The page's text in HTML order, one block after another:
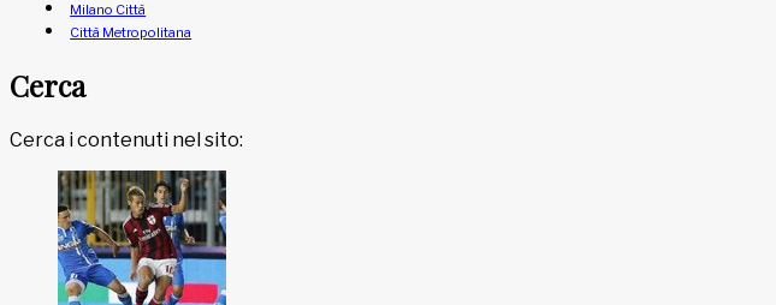
Milano Città
Città Metropolitana
Cerca
Cerca i contenuti nel sito: